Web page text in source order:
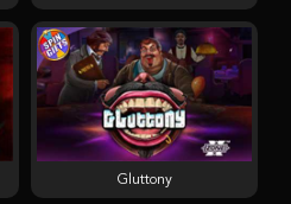
Gluttony